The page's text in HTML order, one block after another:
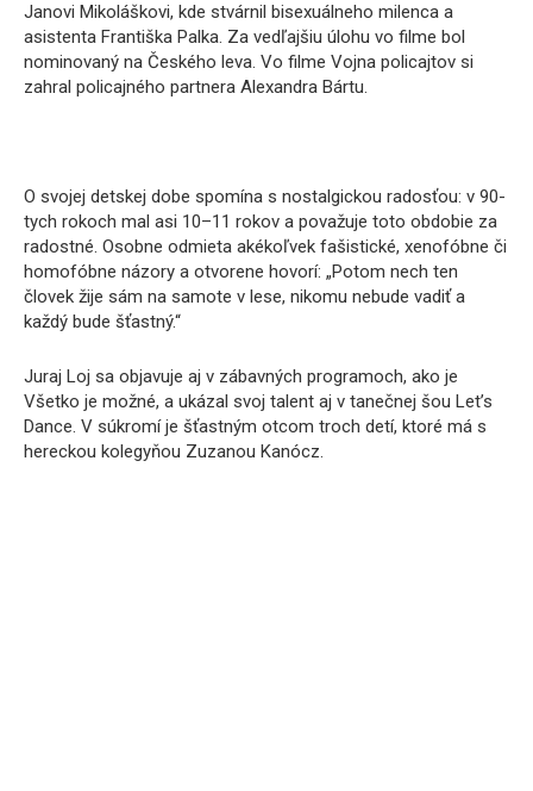
Janovi Mikoláškovi, kde stvárnil bisexuálneho milenca a
asistenta Františka Palka. Za vedľajšiu úlohu vo filme bol
nominovaný na Českého leva. Vo filme Vojna policajtov si
zahral policajného partnera Alexandra Bártu.
O svojej detskej dobe spomína s nostalgickou radosťou: v 90-
tych rokoch mal asi 10–11 rokov a považuje toto obdobie za
radostné. Osobne odmieta akékoľvek fašistické, xenofóbne či
homofóbne názory a otvorene hovorí: „Potom nech ten
človek žije sám na samote v lese, nikomu nebude vadiť a
každý bude šťastný.“
Juraj Loj sa objavuje aj v zábavných programoch, ako je
Všetko je možné, a ukázal svoj talent aj v tanečnej šou Let’s
Dance. V súkromí je šťastným otcom troch detí, ktoré má s
hereckou kolegyňou Zuzanou Kanócz.